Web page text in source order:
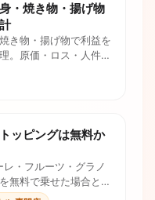
・焼き物・揚げ物
き物・揚げ物で利益を
。原価・ロス・人件
トで確認し、価格判断
ッピングは無料か
・フルーツ・グラノ
無料で乗せた場合と有
比べます。記入用の原